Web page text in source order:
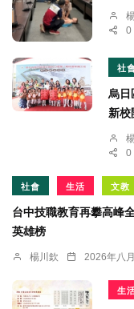
0
社
烏日
新校
0
社會 生活 文教
台中技職教育再攀高峰
英雄榜
楊川欽 2026年八
生